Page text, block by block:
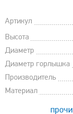
Артикул
Высота
Диаметр
Диаметр горлышка
Производитель
Материал